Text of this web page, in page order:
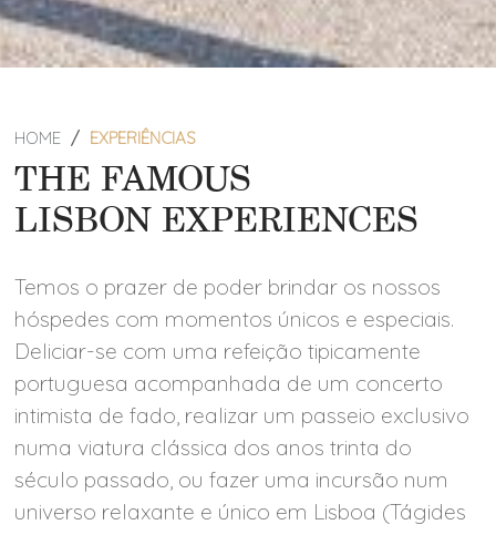
HOME EXPERIÊNCIAS
THE FAMOUS
LISBON EXPERIENCES
Temos o prazer de poder brindar os nossos
hóspedes com momentos únicos e especiais.
Deliciar-se com uma refeição tipicamente
portuguesa acompanhada de um concerto
intimista de fado, realizar um passeio exclusivo
numa viatura clássica dos anos trinta do
século passado, ou fazer uma incursão num
universo relaxante e único em Lisboa (Tágides